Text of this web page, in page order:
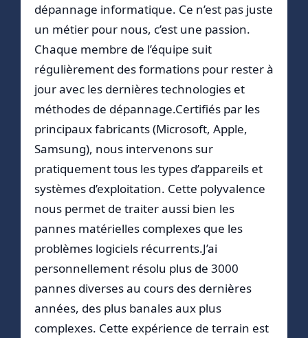
dépannage informatique. Ce n’est pas juste
un métier pour nous, c’est une passion.
Chaque membre de l’équipe suit
régulièrement des formations pour rester à
jour avec les dernières technologies et
méthodes de dépannage.Certifiés par les
principaux fabricants (Microsoft, Apple,
Samsung), nous intervenons sur
pratiquement tous les types d’appareils et
systèmes d’exploitation. Cette polyvalence
nous permet de traiter aussi bien les
pannes matérielles complexes que les
problèmes logiciels récurrents.J’ai
personnellement résolu plus de 3000
pannes diverses au cours des dernières
années, des plus banales aux plus
complexes. Cette expérience de terrain est